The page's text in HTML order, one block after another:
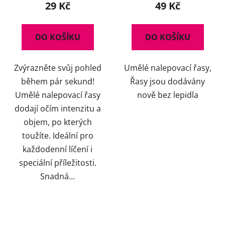
29 Kč
DO KOŠÍKU
Zvýrazněte svůj pohled
během pár sekund!
Umělé nalepovací řasy
dodají očím intenzitu a
objem, po kterých
toužíte. Ideální pro
každodenní líčení i
speciální příležitosti.
Snadná...
49 Kč
DO KOŠÍKU
Umělé nalepovací řasy,
Řasy jsou dodávány
nově bez lepidla